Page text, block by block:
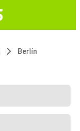
Berlín